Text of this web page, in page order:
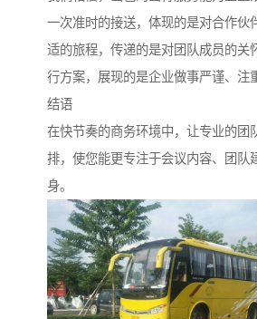
一次准时的接送，体现的是对合作伙
适的旅程，传递的是对团队成员的关
行方案，展现的是企业做事严谨、注
结语
在快节奏的商务环境中，让专业的团
排，使您能更专注于会议内容、团队
身。